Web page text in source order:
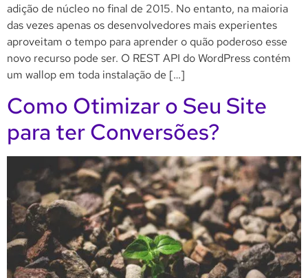
adição de núcleo no final de 2015. No entanto, na maioria
das vezes apenas os desenvolvedores mais experientes
aproveitam o tempo para aprender o quão poderoso esse
novo recurso pode ser. O REST API do WordPress contém
um wallop em toda instalação de […]
Como Otimizar o Seu Site
para ter Conversões?